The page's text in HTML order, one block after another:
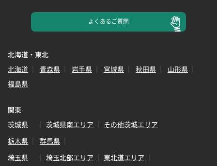
よくあるご質問
北海道・東北
北海道
青森県 岩手県 宮城県 秋田県
山形県
福島県
関東
茨城県
茨城県南エリア
その他茨城エリア
栃木県
群馬県
埼玉県
埼玉北部エリア
東北道エリア